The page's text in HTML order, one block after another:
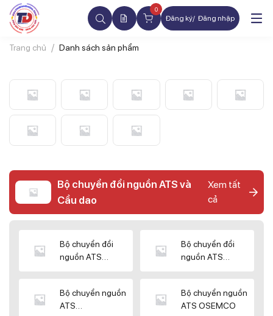
0
Đăng ký Đăng nhập
Trang chủ Danh sách sản phẩm
Bộ chuyển đổi nguồn ATS và
Cầu dao
Xem tất
cả
Bộ chuyển đổi
nguồn ATS
Bộ chuyển đổi
nguồn ATS
Bộ chuyển nguồn
ATS
Bộ chuyển nguồn
ATS OSEMCO